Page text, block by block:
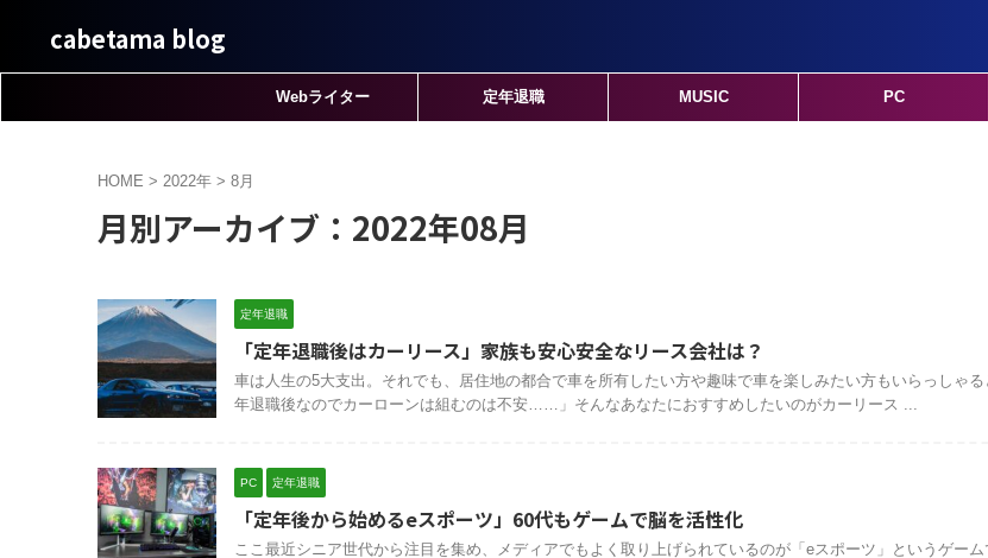
cabetama blog
Webライター 定年退職 MUSIC PC
HOME > 2022年 > 8月
月別アーカイブ：2022年08月
定年退職
「定年退職後はカーリース」家族も安心安全なリース会社は？
車は人生の5大支出。それでも、居住地の都合で車を所有したい方や趣味で車を楽しみたい方もいらっしゃ
年退職後なのでカーローンは組むのは不安……」そんなあなたにおすすめしたいのがカーリース ...
PC 定年退職
「定年後から始めるeスポーツ」60代もゲームで脳を活性化
ここ最近シニア世代から注目を集め、メディアでもよく取り上げられているのが「eスポーツ」というゲー